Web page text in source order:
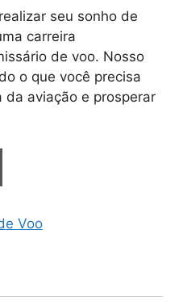
seu sonho de
carreira
de voo. Nosso
o que você precisa
aviação e prosperar
Voo